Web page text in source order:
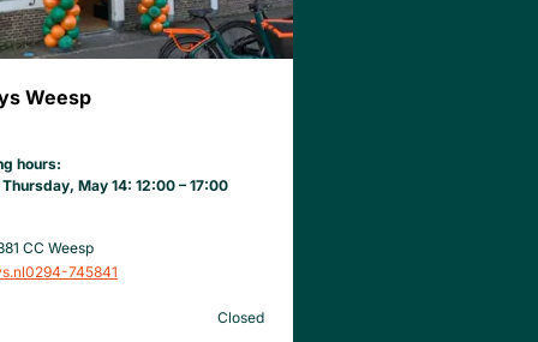
Weesp
hours:
May 14: 12:00 – 17:00
CC Weesp
0294-745841
Closed